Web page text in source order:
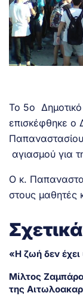
Το 5ο Δημοτικό
επισκέφθηκε ο
αγιασμού για
Ο κ.
στους μαθητές
«Η ζωή δεν έχει
Μίλτος
της